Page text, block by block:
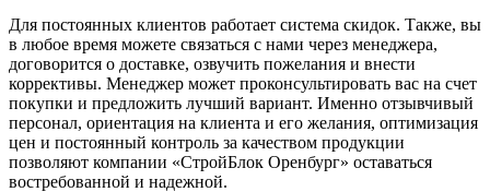
Для постоянных клиентов работает система скидок. Также, вы
в любое время можете связаться с нами через менеджера,
договорится о доставке, озвучить пожелания и внести
коррективы. Менеджер может проконсультировать вас на счет
покупки и предложить лучший вариант. Именно отзывчивый
персонал, ориентация на клиента и его желания, оптимизация
цен и постоянный контроль за качеством продукции
позволяют компании «СтройБлок Оренбург» оставаться
востребованной и надежной.